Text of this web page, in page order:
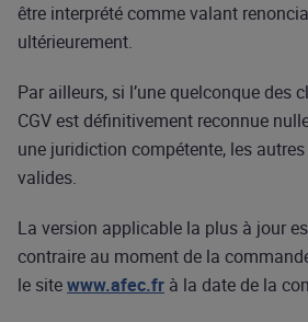
être interprété comme valant
ultérieurement.
Par ailleurs, si l’une quelconque des
CGV est définitivement reconnue
une juridiction compétente, les
valides.
La version applicable la plus à jour
contraire au moment de la
le sitewww.afec.fr à la date de la